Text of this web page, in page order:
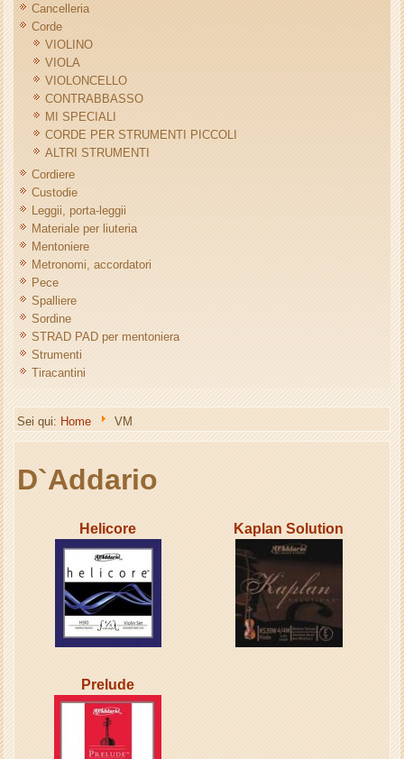
Cancelleria
Corde
VIOLINO
VIOLA
VIOLONCELLO
CONTRABBASSO
MI SPECIALI
CORDE PER STRUMENTI PICCOLI
ALTRI STRUMENTI
Cordiere
Custodie
Leggii, porta-leggii
Materiale per liuteria
Mentoniere
Metronomi, accordatori
Pece
Spalliere
Sordine
STRAD PAD per mentoniera
Strumenti
Tiracantini
Sei qui: Home VM
D`Addario
Helicore Kaplan Solution
Prelude